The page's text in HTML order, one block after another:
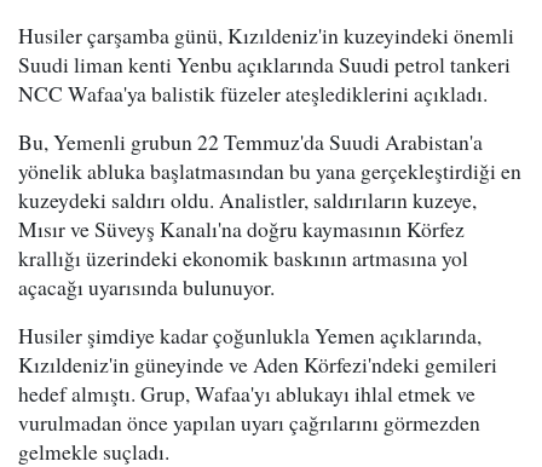
Husiler çarşamba günü, Kızıldeniz'in kuzeyindeki önemli
Suudi liman kenti Yenbu açıklarında Suudi petrol tankeri
NCC Wafaa'ya balistik füzeler ateşlediklerini açıkladı.
Bu, Yemenli grubun 22 Temmuz'da Suudi Arabistan'a
yönelik abluka başlatmasından bu yana gerçekleştirdiği en
kuzeydeki saldırı oldu. Analistler, saldırıların kuzeye,
Mısır ve Süveyş Kanalı'na doğru kaymasının Körfez
krallığı üzerindeki ekonomik baskının artmasına yol
açacağı uyarısında bulunuyor.
Husiler şimdiye kadar çoğunlukla Yemen açıklarında,
Kızıldeniz'in güneyinde ve Aden Körfezi'ndeki gemileri
hedef almıştı. Grup, Wafaa'yı ablukayı ihlal etmek ve
vurulmadan önce yapılan uyarı çağrılarını görmezden
gelmekle suçladı.